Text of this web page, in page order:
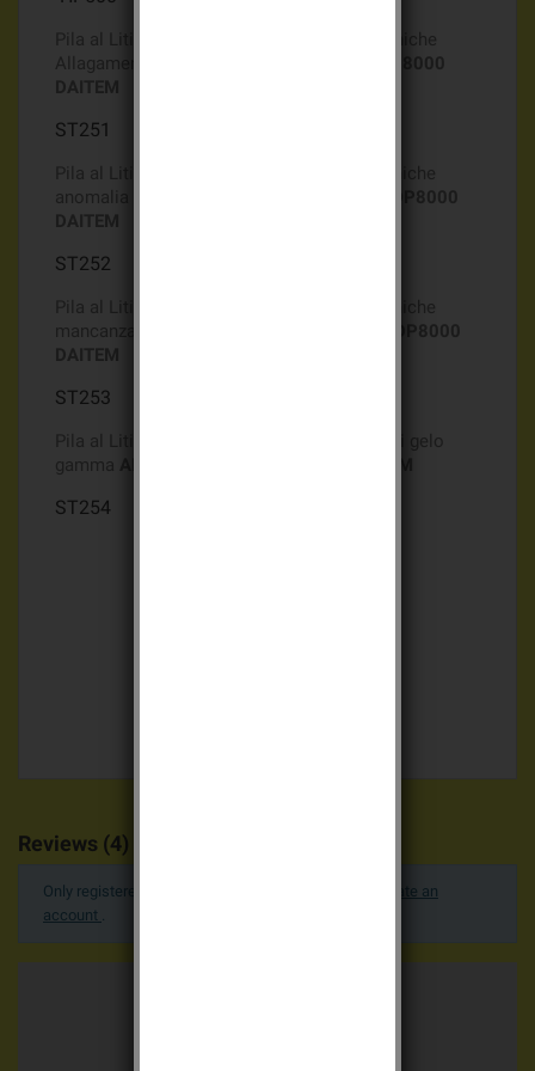
Pila al Litio Batli04 3,6v 2Ah per Sonde Tecniche
Allagamento gamma
ALLARMEUNICO e DP8000
DAITEM
ST251
Pila al Litio Batli04 3,6v 2Ah per sonde Tecniche
anomalia congelatore
ALLARME UNICO e DP8000
DAITEM
ST252
Pila al Litio Batli04 3,6v 2Ah per sonde Tecniche
mancanza rete gamma
ALLARMEUNICO e DP8000
DAITEM
ST253
Pila al Litio Batli04 3,6v 2Ah per rivelatore di gelo
gamma
ST254
Reviews (4)
Only registered users can post a review.
Log in or create an
account .